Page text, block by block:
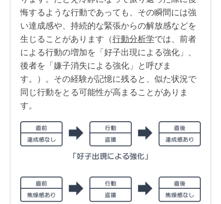
悔するような行動であっても、その瞬間には強
い達成感や、持続的な緊張からの解放感などを
生じることがあります（行動分析学では、前者
による行動の増加を「好子出現による強化」、
後者を「嫌子消失による強化」と呼びま
す。）。その経験が記憶に残ると、似た状況で
同じ行動をとる可能性が高まることがありま
す。